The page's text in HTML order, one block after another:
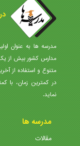
مدرسه ها به عنوان
مدارس کشور بیش از
متنوع و استفاده از
در کمترین زمان، با
نماید.
مدرسه ها
مقالات